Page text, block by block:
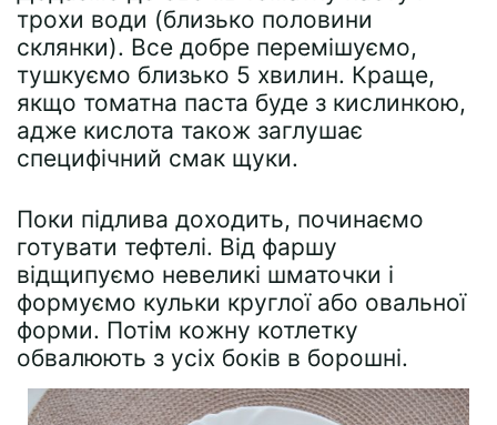
трохи води (близько половини
склянки). Все добре перемішуємо,
тушкуємо близько 5 хвилин. Краще,
якщо томатна паста буде з кислинкою,
адже кислота також заглушає
специфічний смак щуки.
Поки підлива доходить, починаємо
готувати тефтелі. Від фаршу
відщипуємо невеликі шматочки і
формуємо кульки круглої або овальної
форми. Потім кожну котлетку
обвалюють з усіх боків в борошні.